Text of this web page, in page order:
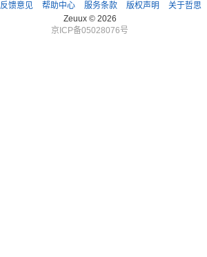
反馈意见 帮助中心 服务条款 版权声明
关于哲思
Zeuux © 2026
京ICP备05028076号